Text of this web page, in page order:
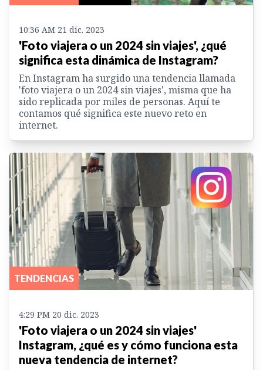
10:36 AM 21 dic. 2023
'Foto viajera o un 2024 sin viajes', ¿qué
significa esta dinámica de Instagram?
En Instagram ha surgido una tendencia llamada
'foto viajera o un 2024 sin viajes', misma que ha
sido replicada por miles de personas. Aquí te
contamos qué significa este nuevo reto en
internet.
TENDENCIAS
4:29 PM 20 dic. 2023
'Foto viajera o un 2024 sin viajes'
Instagram, ¿qué es y cómo funciona esta
nueva tendencia de internet?